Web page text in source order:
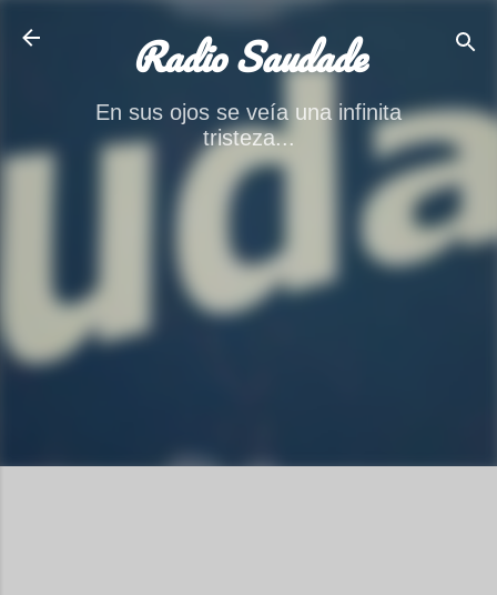
Radio Saudade
En sus ojos se veía una infinita
tristeza...